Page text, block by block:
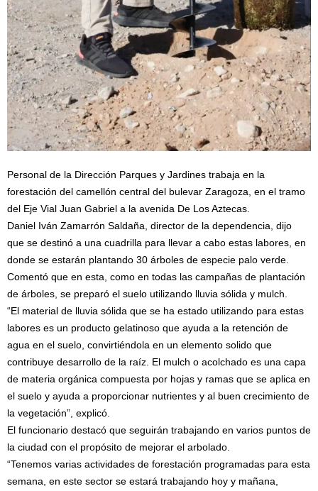
Personal de la Dirección Parques y Jardines trabaja en la
forestación del camellón central del bulevar Zaragoza, en el tramo
del Eje Vial Juan Gabriel a la avenida De Los Aztecas.
Daniel Iván Zamarrón Saldaña, director de la dependencia, dijo
que se destinó a una cuadrilla para llevar a cabo estas labores, en
donde se estarán plantando 30 árboles de especie palo verde.
Comentó que en esta, como en todas las campañas de plantación
de árboles, se preparó el suelo utilizando lluvia sólida y mulch.
“El material de lluvia sólida que se ha estado utilizando para estas
labores es un producto gelatinoso que ayuda a la retención de
agua en el suelo, convirtiéndola en un elemento solido que
contribuye desarrollo de la raíz. El mulch o acolchado es una capa
de materia orgánica compuesta por hojas y ramas que se aplica en
el suelo y ayuda a proporcionar nutrientes y al buen crecimiento de
la vegetación”, explicó.
El funcionario destacó que seguirán trabajando en varios puntos de
la ciudad con el propósito de mejorar el arbolado.
“Tenemos varias actividades de forestación programadas para esta
semana, en este sector se estará trabajando hoy y mañana,